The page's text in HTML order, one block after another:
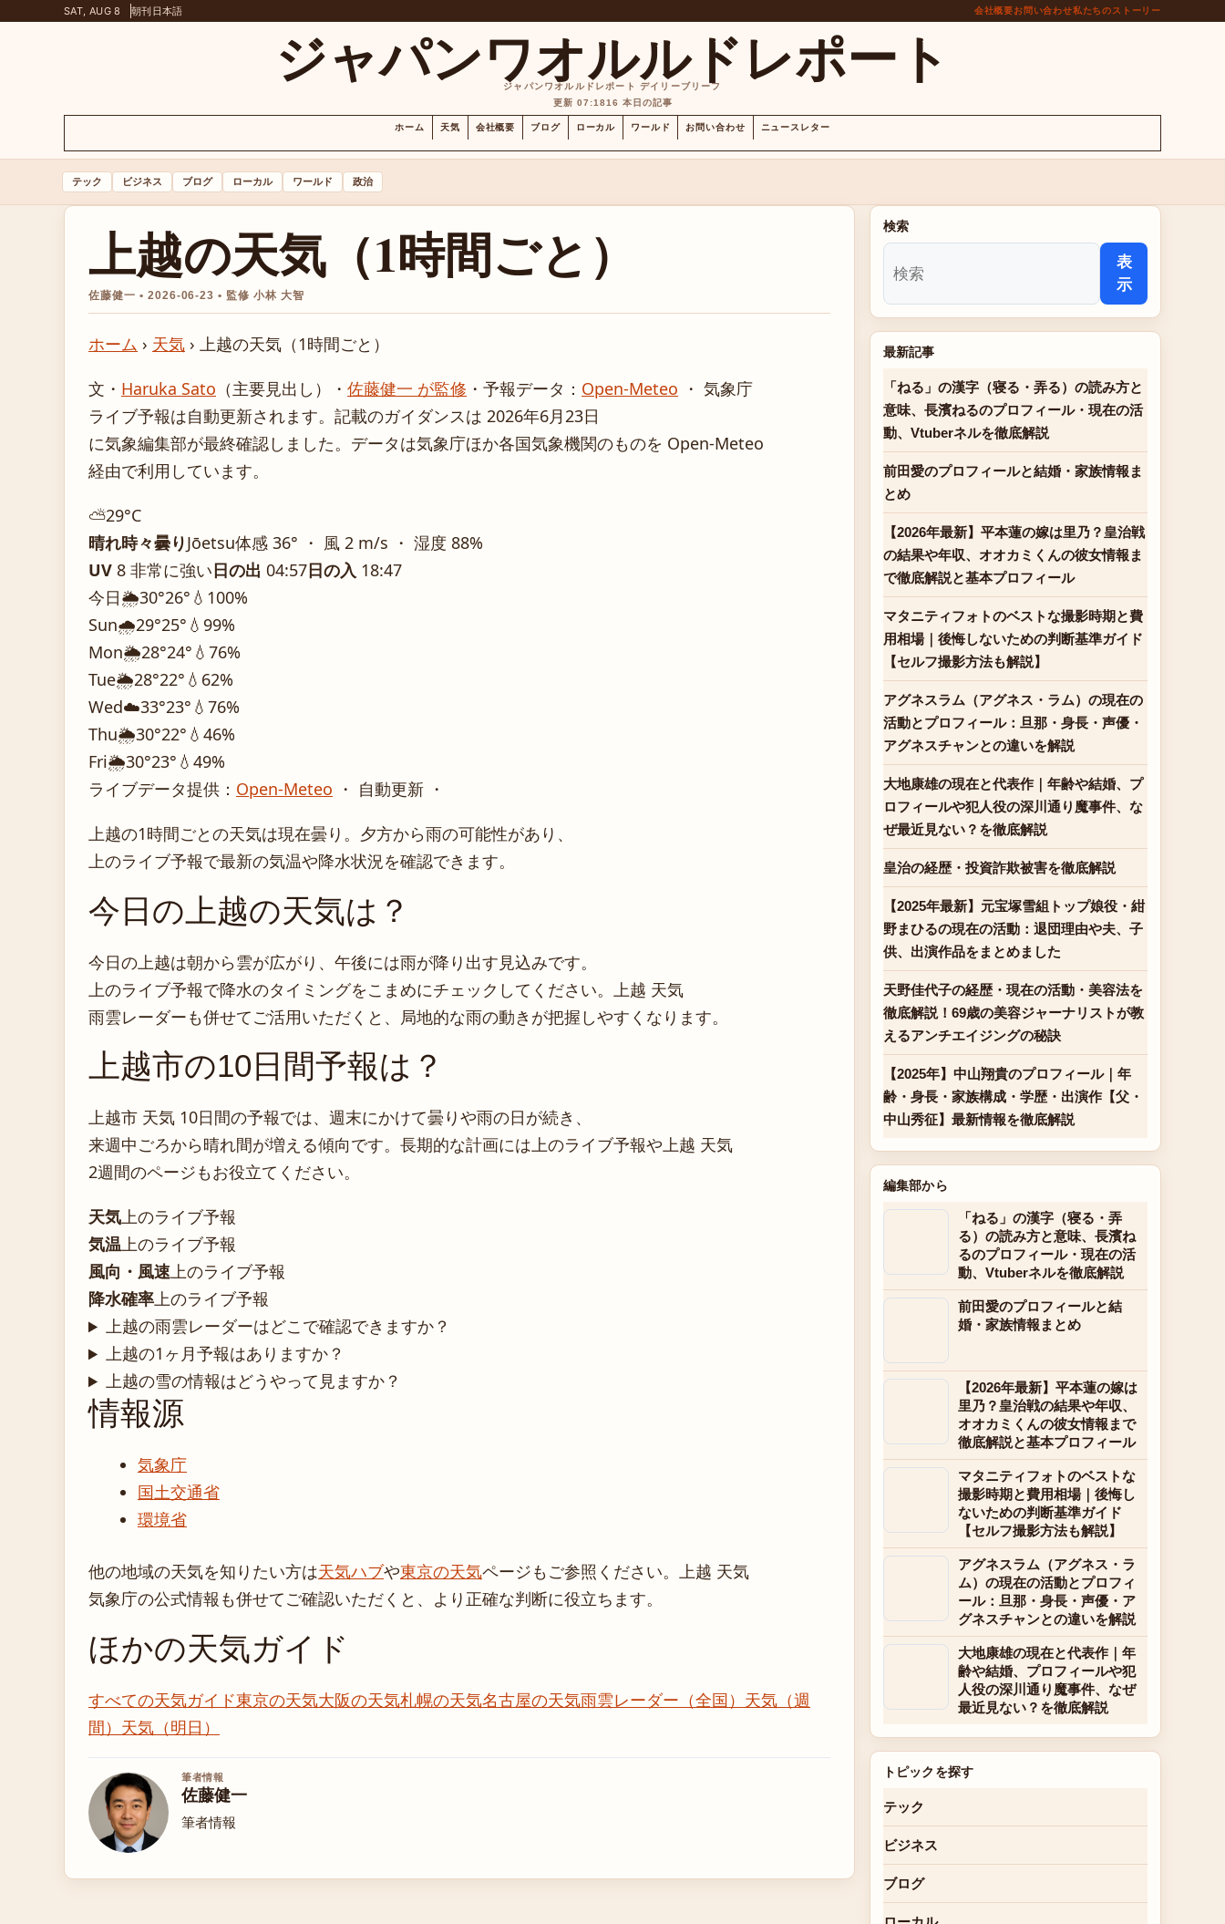
SAT, AUG 8 朝刊 日本語 会社概要お問い合わせ私たちのストーリー
ジャパンワオルルドレポート
ジャパンワオルルドレポート デイリーブリーフ
更新 07:1816 本日の記事
ホーム 天気 会社概要 ブログ ローカル ワールド お問い合わせ ニュースレター
テック ビジネス ブログ ローカル ワールド 政治
上越の天気（1時間ごと）
佐藤健一 • 2026-06-23 • 監修 小林 大智
ホーム › 天気 › 上越の天気（1時間ごと）
文・ Haruka Sato （主要見出し） ・ 佐藤健一 が監修 ・ 予報データ： Open-Meteo ・ 気象庁
ライブ予報は自動更新されます。記載のガイダンスは 2026年6月23日
に気象編集部が最終確認しました。データは気象庁ほか各国気象機関のものを Open-Meteo
経由で利用しています。
⛅29°C
晴れ時々曇りJōetsu体感 36° ・ 風 2 m/s ・ 湿度 88%
UV 8 非常に強い日の出 04:57日の入 18:47
今日🌦️30°26° 💧100%
Sun🌧️29°25° 💧99%
Mon🌦️28°24° 💧76%
Tue🌦️28°22° 💧62%
Wed☁️33°23° 💧76%
Thu🌦️30°22° 💧46%
Fri🌦️30°23° 💧49%
ライブデータ提供： Open-Meteo ・ 自動更新 ・
上越の1時間ごとの天気は現在曇り。夕方から雨の可能性があり、
上のライブ予報で最新の気温や降水状況を確認できます。
今日の上越の天気は？
今日の上越は朝から雲が広がり、午後には雨が降り出す見込みです。
上のライブ予報で降水のタイミングをこまめにチェックしてください。上越 天気
雨雲レーダーも併せてご活用いただくと、局地的な雨の動きが把握しやすくなります。
上越市の10日間予報は？
上越市 天気 10日間の予報では、週末にかけて曇りや雨の日が続き、
来週中ごろから晴れ間が増える傾向です。長期的な計画には上のライブ予報や上越 天気
2週間のページもお役立てください。
天気上のライブ予報
気温上のライブ予報
風向・風速上のライブ予報
降水確率上のライブ予報
上越の雨雲レーダーはどこで確認できますか？
上越の1ヶ月予報はありますか？
上越の雪の情報はどうやって見ますか？
情報源
気象庁
国土交通省
環境省
他の地域の天気を知りたい方は天気ハブや東京の天気ページもご参照ください。上越 天気
気象庁の公式情報も併せてご確認いただくと、より正確な判断に役立ちます。
ほかの天気ガイド
すべての天気ガイド東京の天気大阪の天気札幌の天気名古屋の天気雨雲レーダー（全国） 天気（週
間） 天気（明日）
筆者情報
佐藤健一
筆者情報
検索
表
示
最新記事
「ねる」の漢字（寝る・弄る）の読み方と
意味、長濱ねるのプロフィール・現在の活
動、Vtuberネルを徹底解説
前田愛のプロフィールと結婚・家族情報ま
とめ
【2026年最新】平本蓮の嫁は里乃？皇治戦
の結果や年収、オオカミくんの彼女情報ま
で徹底解説と基本プロフィール
マタニティフォトのベストな撮影時期と費
用相場｜後悔しないための判断基準ガイド
【セルフ撮影方法も解説】
アグネスラム（アグネス・ラム）の現在の
活動とプロフィール：旦那・身長・声優・
アグネスチャンとの違いを解説
大地康雄の現在と代表作｜年齢や結婚、プ
ロフィールや犯人役の深川通り魔事件、な
ぜ最近見ない？を徹底解説
皇治の経歴・投資詐欺被害を徹底解説
【2025年最新】元宝塚雪組トップ娘役・紺
野まひるの現在の活動：退団理由や夫、子
供、出演作品をまとめました
天野佳代子の経歴・現在の活動・美容法を
徹底解説！69歳の美容ジャーナリストが教
えるアンチエイジングの秘訣
【2025年】中山翔貴のプロフィール｜年
齢・身長・家族構成・学歴・出演作【父・
中山秀征】最新情報を徹底解説
編集部から
「ねる」の漢字（寝る・弄
る）の読み方と意味、長濱ね
るのプロフィール・現在の活
動、Vtuberネルを徹底解説
前田愛のプロフィールと結
婚・家族情報まとめ
【2026年最新】平本蓮の嫁は
里乃？皇治戦の結果や年収、
オオカミくんの彼女情報まで
徹底解説と基本プロフィール
マタニティフォトのベストな
撮影時期と費用相場｜後悔し
ないための判断基準ガイド
【セルフ撮影方法も解説】
アグネスラム（アグネス・ラ
ム）の現在の活動とプロフィ
ール：旦那・身長・声優・ア
グネスチャンとの違いを解説
大地康雄の現在と代表作｜年
齢や結婚、プロフィールや犯
人役の深川通り魔事件、なぜ
最近見ない？を徹底解説
トピックを探す
テック
ビジネス
ブログ